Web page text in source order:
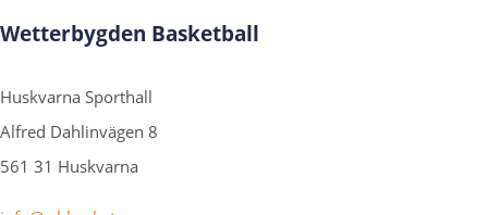
Wetterbygden Basketball
Huskvarna Sporthall
Alfred Dahlinvägen 8
561 31 Huskvarna